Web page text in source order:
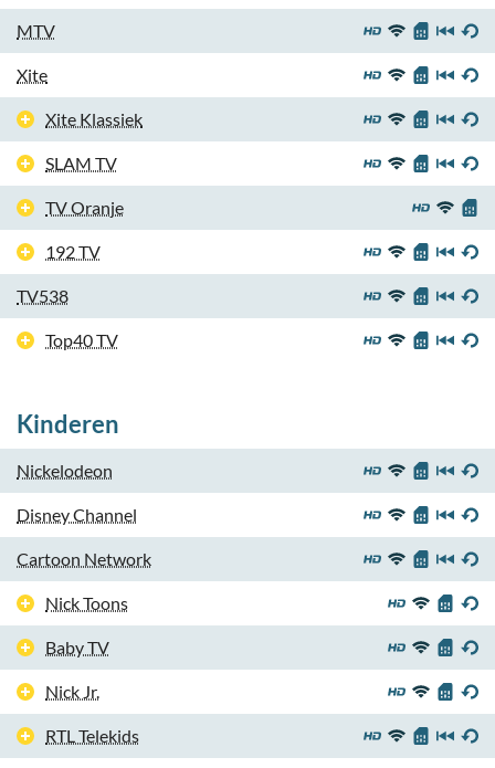
MTV
Xite
Xite Klassiek
SLAM TV
TV Oranje
192 TV
TV538
Top40 TV
Kinderen
Nickelodeon
Disney Channel
Cartoon Network
Nick Toons
Baby TV
Nick Jr.
RTL Telekids